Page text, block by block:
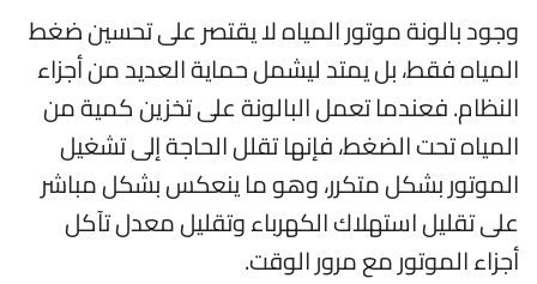
وجود بالونة موتور المياه لا يقتصر على تحسين ضغط
المياه فقط، بل يمتد ليشمل حماية العديد من أجزاء
النظام. فعندما تعمل البالونة على تخزين كمية من
المياه تحت الضغط، فإنها تقلل الحاجة إلى تشغيل
الموتور بشكل متكرر، وهو ما ينعكس بشكل مباشر
على تقليل استهلاك الكهرباء وتقليل معدل تآكل
أجزاء الموتور مع مرور الوقت.